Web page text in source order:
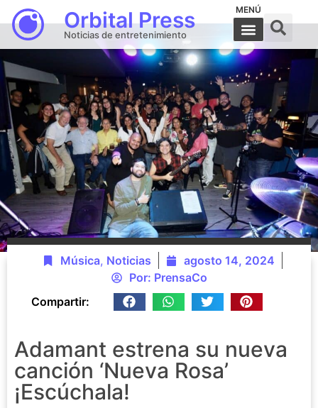
Orbital Press
Noticias de entretenimiento
MENÚ
Música, Noticias
agosto 14, 2024
Por: PrensaCo
Compartir:
Adamant estrena su nueva
canción ‘Nueva Rosa’
¡Escúchala!